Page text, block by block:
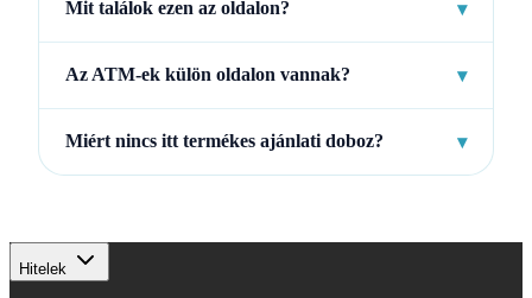
Mit találok ezen az oldalon? ▾
Az ATM-ek külön oldalon vannak? ▾
Miért nincs itt termékes ajánlati doboz? ▾
Hitelek